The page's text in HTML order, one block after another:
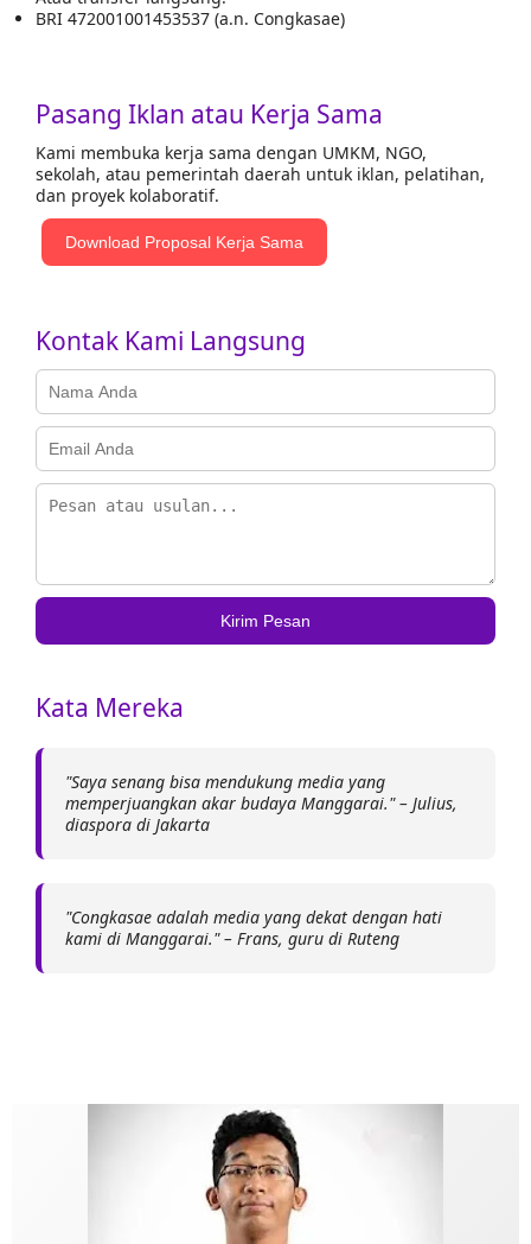
BRI 472001001453537 (a.n. Congkasae)
Pasang Iklan atau Kerja Sama
Kami membuka kerja sama dengan UMKM, NGO,
sekolah, atau pemerintah daerah untuk iklan, pelatihan,
dan proyek kolaboratif.
Download Proposal Kerja Sama
Kontak Kami Langsung
Kirim Pesan
Kata Mereka
"Saya senang bisa mendukung media yang
memperjuangkan akar budaya Manggarai." – Julius,
diaspora di Jakarta
"Congkasae adalah media yang dekat dengan hati
kami di Manggarai." – Frans, guru di Ruteng